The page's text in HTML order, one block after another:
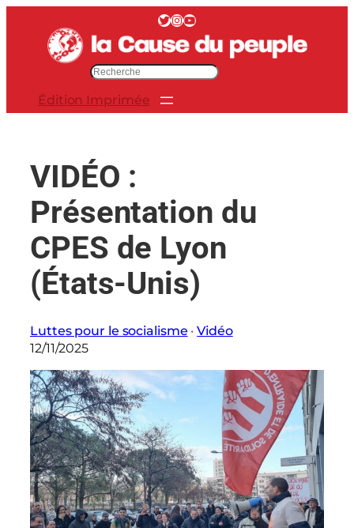
contenu
Twitter InstagramYouTube
c
e
r
Édition Imprimée
VIDÉO :
Présentation du
CPES de Lyon
(États-Unis)
Luttes pour le socialisme · Vidéo
12/11/2025